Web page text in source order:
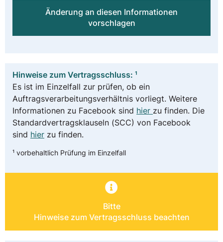
Änderung an diesen Informationen
vorschlagen
Hinweise zum Vertragsschluss: ¹
Es ist im Einzelfall zur prüfen, ob ein
Auftragsverarbeitungsverhältnis vorliegt. Weitere
Informationen zu Facebook sind hier zu finden. Die
Standardvertragsklauseln (SCC) von Facebook
sind hier zu finden.
¹ vorbehaltlich Prüfung im Einzelfall
Bitte
Hinweise zum Vertragsschluss beachten